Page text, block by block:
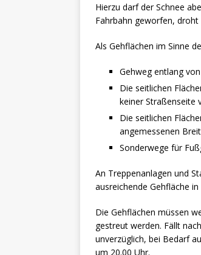
Hierzu darf der Schnee
Fahrbahn geworfen,
Als Gehflächen im Sinne
Gehweg entlang
Die seitlichen
keiner Straßenseite
Die seitlichen
angemessenen
Sonderwege für
An Treppenanlagen und
ausreichende Gehfläche
Die Gehflächen müssen
gestreut werden. Fällt
unverzüglich, bei Bedarf
um 20.00 Uhr.